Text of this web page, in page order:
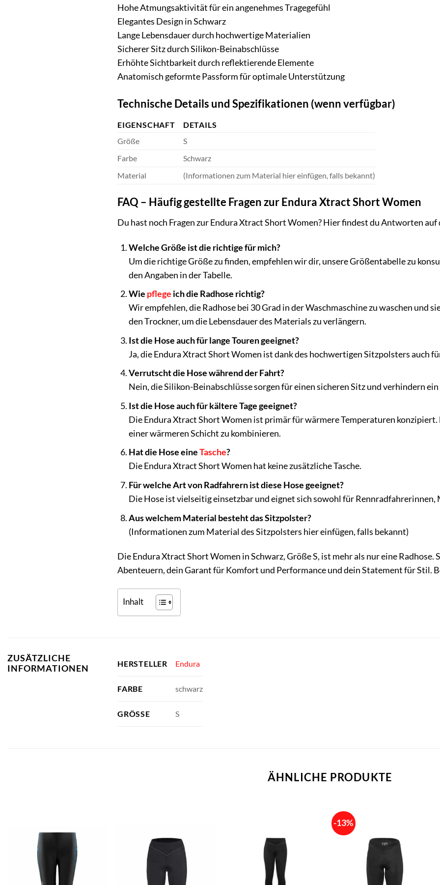
Hohe Atmungsaktivität für ein angenehmes Tragegefühl
Elegantes Design in Schwarz
Lange Lebensdauer durch hochwertige Materialien
Sicherer Sitz durch Silikon-Beinabschlüsse
Erhöhte Sichtbarkeit durch reflektierende Elemente
Anatomisch geformte Passform für optimale Unterstützung
Technische Details und Spezifikationen (wenn verfügbar)
EIGENSCHAFT
DETAILS
Größe
S
Farbe
Schwarz
Material
(Informationen zum Material hier einfügen, falls bekannt)
FAQ – Häufig gestellte Fragen zur Endura Xtract Short Women
Du hast noch Fragen zur Endura Xtract Short Women? Hier findest du Antworten auf
Welche Größe ist die richtige für mich?
Um die richtige Größe zu finden, empfehlen wir dir, unsere Größentabelle zu
den Angaben in der Tabelle.
Wie pflege ich die Radhose richtig?
Wir empfehlen, die Radhose bei 30 Grad in der Waschmaschine zu waschen und
den Trockner, um die Lebensdauer des Materials zu verlängern.
Ist die Hose auch für lange Touren geeignet?
Ja, die Endura Xtract Short Women ist dank des hochwertigen Sitzpolsters auch
Verrutscht die Hose während der Fahrt?
Nein, die Silikon-Beinabschlüsse sorgen für einen sicheren Sitz und verhindern
Ist die Hose auch für kältere Tage geeignet?
Die Endura Xtract Short Women ist primär für wärmere Temperaturen
einer wärmeren Schicht zu kombinieren.
Hat die Hose eineTasche?
Die Endura Xtract Short Women hat keine zusätzliche Tasche.
Für welche Art von Radfahrern ist diese Hose geeignet?
Die Hose ist vielseitig einsetzbar und eignet sich sowohl für
Aus welchem Material besteht das Sitzpolster?
(Informationen zum Material des Sitzpolsters hier einfügen, falls bekannt)
Die Endura Xtract Short Women in Schwarz, Größe S, ist mehr als nur eine Radhose.
Abenteuern, dein Garant für Komfort und Performance und dein Statement für Stil.
Inhalt
ZUSÄTZLICHE
INFORMATIONEN
HERSTELLER Endura
FARBE schwarz
GRÖSSE S
ÄHNLICHE PRODUKTE
-13%